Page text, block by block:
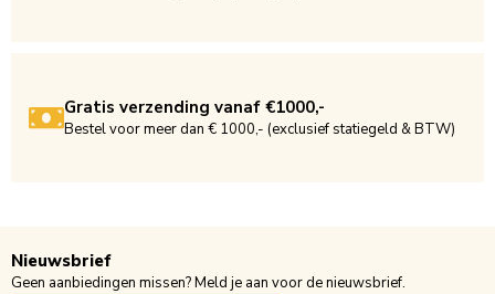
Gratis verzending vanaf €1000,-
Bestel voor meer dan € 1000,- (exclusief statiegeld & BTW)
Nieuwsbrief
Geen aanbiedingen missen? Meld je aan voor de nieuwsbrief.